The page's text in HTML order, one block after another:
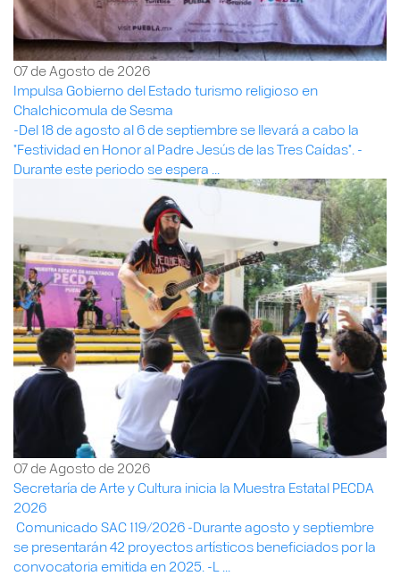
07 de Agosto de 2026
Impulsa Gobierno del Estado turismo religioso en
Chalchicomula de Sesma
-Del 18 de agosto al 6 de septiembre se llevará a cabo la
"Festividad en Honor al Padre Jesús de las Tres Caídas". -
Durante este periodo se espera ...
07 de Agosto de 2026
Secretaría de Arte y Cultura inicia la Muestra Estatal PECDA
2026
Comunicado SAC 119/2026 -Durante agosto y septiembre
se presentarán 42 proyectos artísticos beneficiados por la
convocatoria emitida en 2025. -L ...